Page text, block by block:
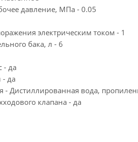
давление, МПа - 0.05
электрическим током - 1
бака, л - 6
- да
- да
- Дистиллированная вода,
клапана - да